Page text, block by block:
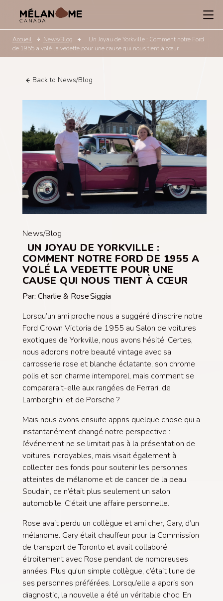
Accueil News/Blog
Un Joyau de Yorkville : Comment notre Ford
de 1955 a volé la vedette pour une cause qui nous tient à cœur
Back to News/Blog
News/Blog
UN JOYAU DE YORKVILLE :
COMMENT NOTRE FORD DE 1955 A
VOLÉ LA VEDETTE POUR UNE
CAUSE QUI NOUS TIENT À CŒUR
Par: Charlie & Rose Siggia
Lorsqu’un ami proche nous a suggéré d’inscrire notre
Ford Crown Victoria de 1955 au Salon de voitures
exotiques de Yorkville, nous avons hésité. Certes,
nous adorons notre beauté vintage avec sa
carrosserie rose et blanche éclatante, son chrome
polis et son charme intemporel, mais comment se
comparerait-elle aux rangées de Ferrari, de
Lamborghini et de Porsche ?
Mais nous avons ensuite appris quelque chose qui a
instantanément changé notre perspective :
l’événement ne se limitait pas à la présentation de
voitures incroyables, mais visait également à
collecter des fonds pour soutenir les personnes
atteintes de mélanome et de cancer de la peau.
Soudain, ce n’était plus seulement un salon
automobile. C’était une affaire personnelle.
Rose avait perdu un collègue et ami cher, Gary, d’un
mélanome. Gary était chauffeur pour la Commission
de transport de Toronto et avait collaboré
étroitement avec Rose pendant de nombreuses
années. Plus qu’un simple collègue, c’était l’une de
ses personnes préférées. Lorsqu’elle a appris son
diagnostic, la nouvelle a été un véritable choc. En